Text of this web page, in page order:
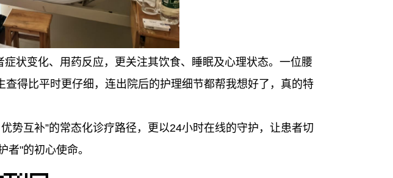
状变化、用药反应，更关注其饮食、睡眠及心理状态。一位腰
查得比平时更仔细，连出院后的护理细节都帮我想好了，真的特
势互补”的常态化诊疗路径，更以24小时在线的守护，让患者切
者"的初心使命。